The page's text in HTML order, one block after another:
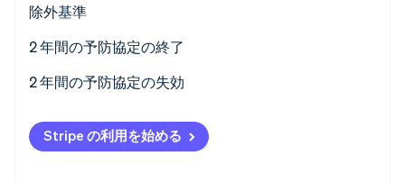
Stripe が AI の経済インフラをどのように構築しているかを
ご覧ください。
こちらをご覧ください
2024 年収入 PF フォームのパート LM、セクション IV
除外基準
2 年間の予防協定の終了
2 年間の予防協定の失効
Stripe の利用を始める